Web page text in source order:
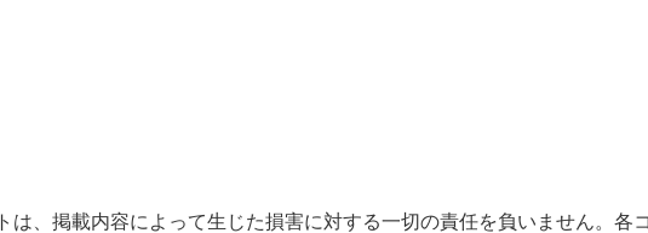
は、掲載内容によって生じた損害に対する一切の責任を負いません。各